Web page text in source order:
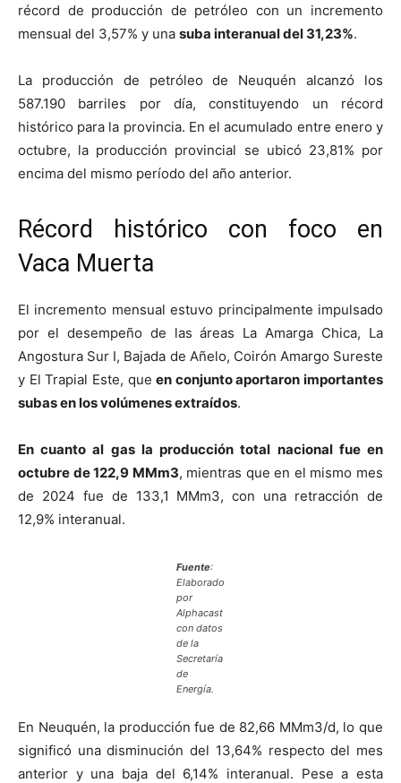
récord de producción de petróleo con un incremento
mensual del 3,57% y una suba interanual del 31,23%.
La producción de petróleo de Neuquén alcanzó los
587.190 barriles por día, constituyendo un récord
histórico para la provincia. En el acumulado entre enero y
octubre, la producción provincial se ubicó 23,81% por
encima del mismo período del año anterior.
Récord histórico con foco en
Vaca Muerta
El incremento mensual estuvo principalmente impulsado
por el desempeño de las áreas La Amarga Chica, La
Angostura Sur I, Bajada de Añelo, Coirón Amargo Sureste
y El Trapial Este, queen conjunto aportaron importantes
subas en los volúmenes extraídos.
En cuanto al gas la producción total nacional fue en
octubre de 122,9 MMm3, mientras que en el mismo mes
de 2024 fue de 133,1 MMm3, con una retracción de
12,9% interanual.
Fuente:
Elaborado
por
Alphacast
con datos
de la
Secretaría
de
Energía.
En Neuquén, la producción fue de 82,66 MMm3/d, lo que
significó una disminución del 13,64% respecto del mes
anterior y una baja del 6,14% interanual. Pese a esta